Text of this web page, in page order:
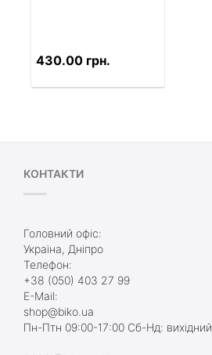
430.00 грн.
КОНТАКТИ
Головний офіс:
Україна, Дніпро
Телефон:
+38 (050) 403 27 99
E-Mail:
shop@biko.ua
Пн-Птн 09:00-17:00 Сб-Нд: вихідний